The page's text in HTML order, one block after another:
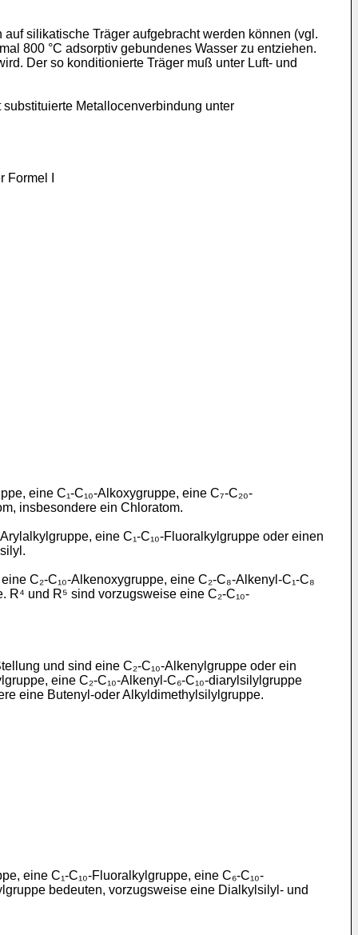
silikatische Träger aufgebracht werden können (vgl.
800 °C adsorptiv gebundenes Wasser zu entziehen.
Der so konditionierte Träger muß unter Luft- und
Metallocenverbindung unter
I
eine C₁-C₁₀-Alkoxygruppe, eine C₇-C₂₀-
insbesondere ein Chloratom.
eine C₁-C₁₀-Fluoralkylgruppe oder einen
C₂-C₁₀-Alkenoxygruppe, eine C₂-C₈-Alkenyl-C₁-C₈
und R⁵ sind vorzugsweise eine C₂-C₁₀-
und sind eine C₂-C₁₀-Alkenylgruppe oder ein
eine C₂-C₁₀-Alkenyl-C₆-C₁₀-diarylsilylgruppe
eine Butenyl-­oder Alkyldimethylsilylgruppe.
eine C₁-C₁₀-Fluoralkylgruppe, eine C₆-C₁₀-
bedeuten, vorzugsweise eine Dialkylsilyl- und